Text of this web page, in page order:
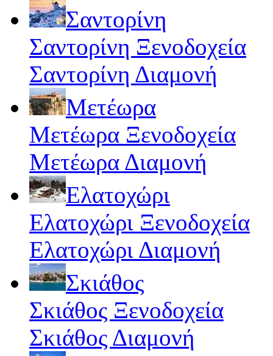
Σαντορίνη
Σαντορίνη Ξενοδοχεία
Σαντορίνη Διαμονή
Μετέωρα
Μετέωρα Ξενοδοχεία
Μετέωρα Διαμονή
Ελατοχώρι
Ελατοχώρι Ξενοδοχεία
Ελατοχώρι Διαμονή
Σκιάθος
Σκιάθος Ξενοδοχεία
Σκιάθος Διαμονή